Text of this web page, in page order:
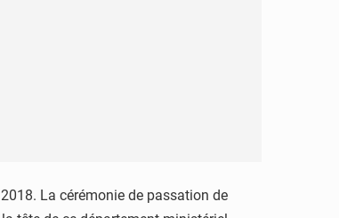
La cérémonie de passation de